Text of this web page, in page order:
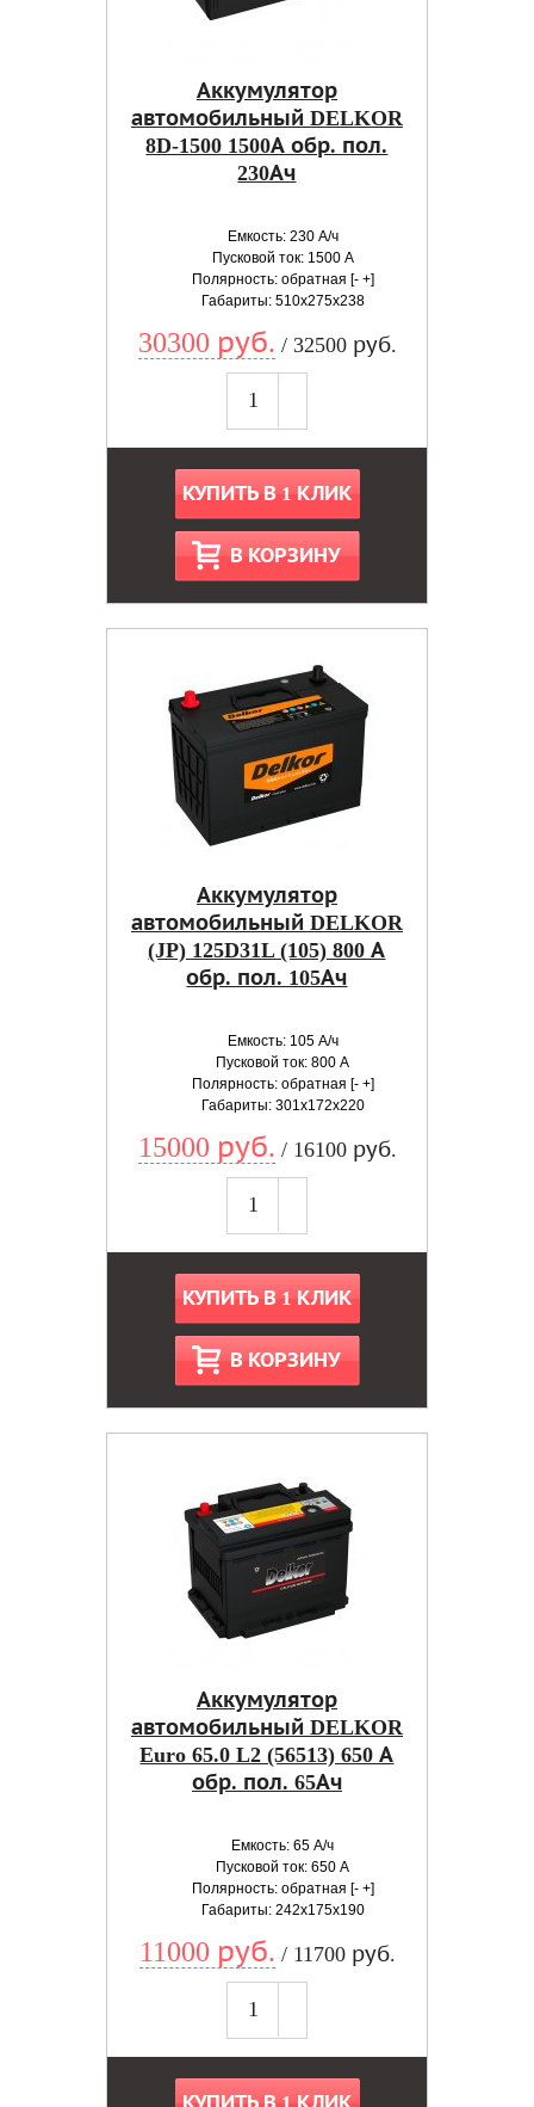
Аккумулятор
автомобильный DELKOR
8D-1500 1500А обр. пол.
230Ач
Емкость: 230 А/ч
Пусковой ток: 1500 А
Полярность: обратная [- +]
Габариты: 510x275x238
30300 руб. / 32500 руб.
КУПИТЬ В 1 КЛИК
В КОРЗИНУ
Аккумулятор
автомобильный DELKOR
(JP) 125D31L (105) 800 А
обр. пол. 105Ач
Емкость: 105 А/ч
Пусковой ток: 800 А
Полярность: обратная [- +]
Габариты: 301x172x220
15000 руб. / 16100 руб.
КУПИТЬ В 1 КЛИК
В КОРЗИНУ
Аккумулятор
автомобильный DELKOR
Euro 65.0 L2 (56513) 650 А
обр. пол. 65Ач
Емкость: 65 А/ч
Пусковой ток: 650 А
Полярность: обратная [- +]
Габариты: 242x175x190
11000 руб. / 11700 руб.